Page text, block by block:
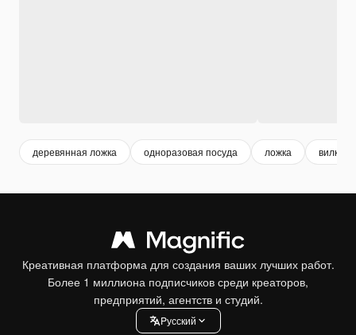
деревянная ложка одноразовая посуда ложка вилка
Креативная платформа для создания ваших лучших работ.
Более 1 миллиона подписчиков среди креаторов,
предприятий, агентств и студий.
Pусский